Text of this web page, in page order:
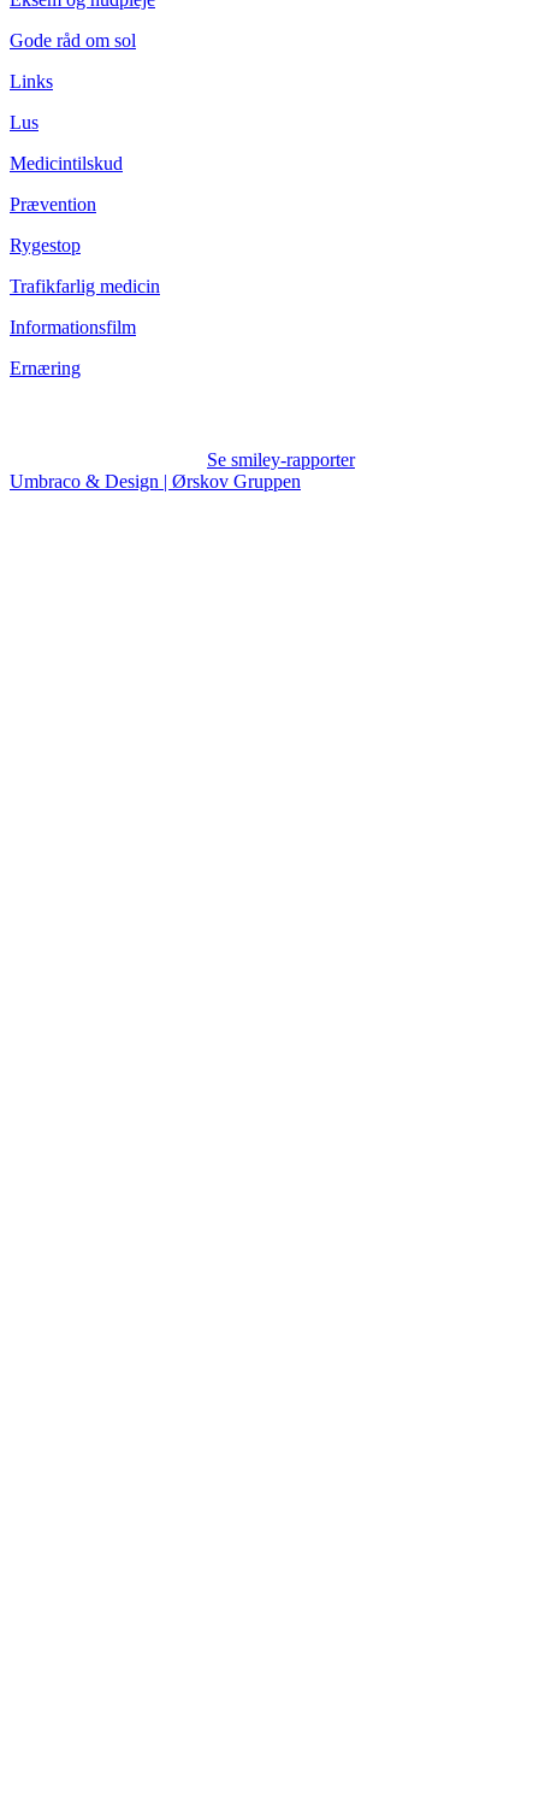
Gode råd om sol
Links
Lus
Medicintilskud
Prævention
Rygestop
Trafikfarlig medicin
Informationsfilm
Ernæring
Se smiley-rapporter
Umbraco & Design | Ørskov Gruppen